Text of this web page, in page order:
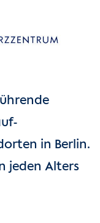
in Berlin.
jeden Alters